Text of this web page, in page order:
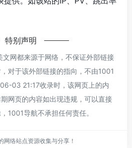
特别声明
网都来源于网络，不保证外部链接
对于该外部链接的指向，不由1001
03 21:17收录时，该网页上的内
网页的内容如出现违规，可以直接
1001导航不承担任何责任。
络站点资源收集与分享！